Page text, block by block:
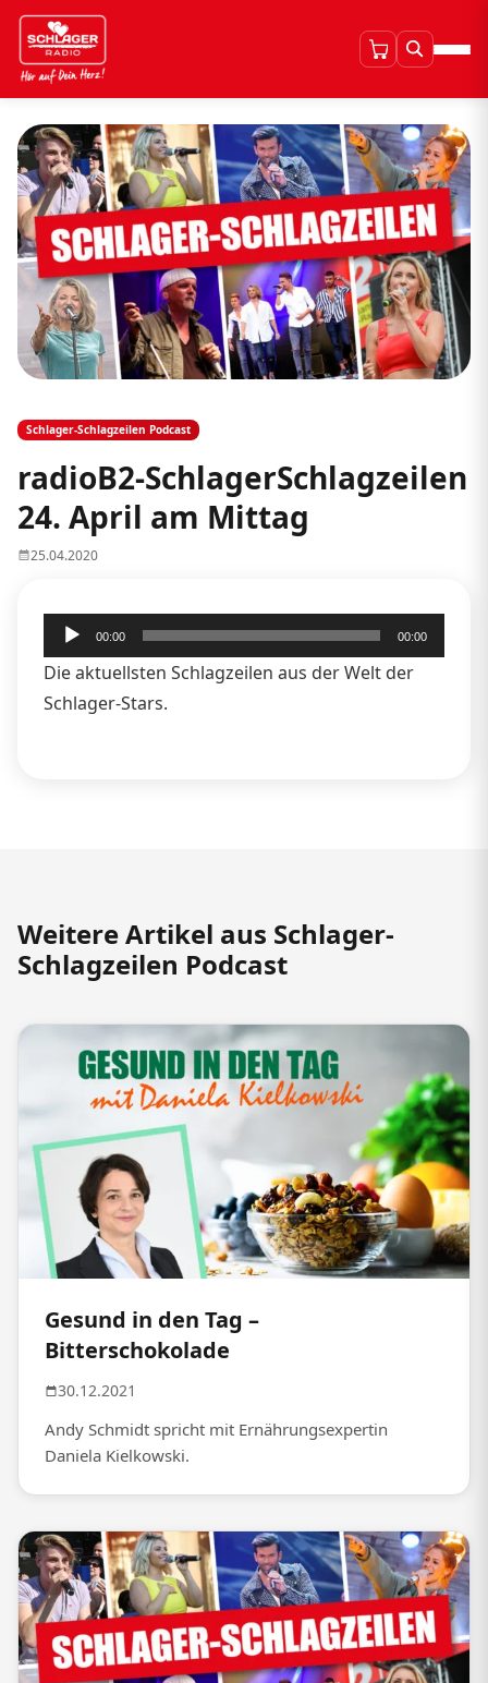
Schlager-Schlagzeilen Podcast
radioB2-SchlagerSchlagzeilen
24. April am Mittag
25.04.2020
Audio-
Player
00:00 00:00
Die aktuellsten Schlagzeilen aus der Welt der
Schlager-Stars.
Weitere Artikel aus Schlager-
Schlagzeilen Podcast
Gesund in den Tag –
Bitterschokolade
30.12.2021
Andy Schmidt spricht mit Ernährungsexpertin
Daniela Kielkowski.